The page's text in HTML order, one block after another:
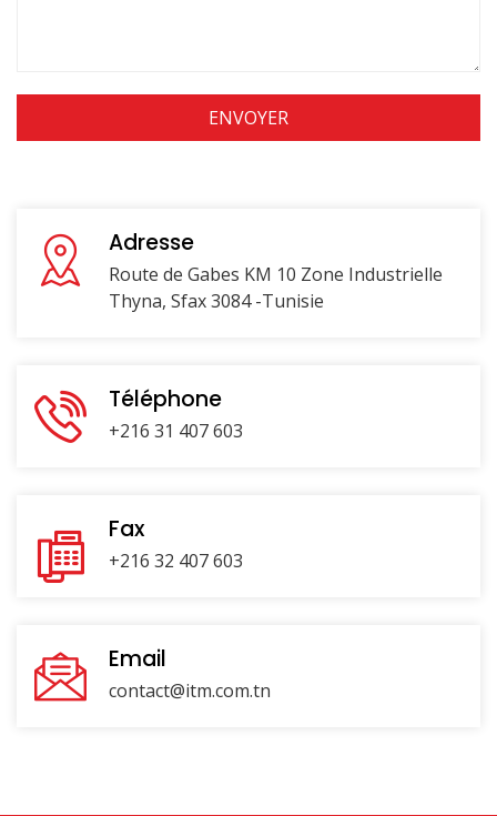
Adresse
Route de Gabes KM 10 Zone Industrielle
Thyna, Sfax 3084 -Tunisie
Téléphone
+216 31 407 603
Fax
+216 32 407 603
Email
contact@itm.com.tn